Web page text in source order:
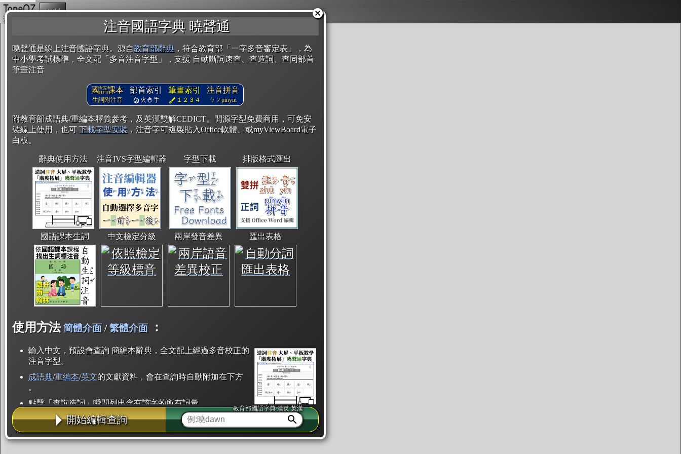
注音國語字典 曉聲通
曉聲通是線上注音國語字典。源自教育部辭典 ，符合教育部「一字多音審定表」，為
中小學考試標準，全文配「多音注音字型」，支援 自動斷詞速查、查造詞、查同部首
筆畫注音
國語課本
生詞附注音
部首索引
火 手
筆畫索引
１２３４
注音拼音
ㄅㄆpinyin
附教育部成語典/重編本釋義參考，及英漢雙解CEDICT。開源字型免費商用，可免安
裝線上使用，也可 下載字型安裝 ，注音字可複製貼入Office軟體、或myViewBoard電子
白板。
辭典使用方法 注音IVS字型編輯器 字型下載 排版格式匯出
國語課本生詞 中文檢定分級 兩岸發音差異 匯出表格
使用方法 簡體介面/繁體介面 ：
輸入中文，預設會查詢 簡編本辭典，全文配上經過多音校正的
注音字型。
成語典/重編本/英文的文獻資料，會在查詢時自動附加在下方
。
點擊「查詢造詞」瞬間列出含有該字的所有詞彙。
點「部首」瞬間列出所有「同部首字」。也支援查詢「同注音」或「同筆畫」。
辭典解釋的全文都經過自動斷詞，點擊便可瞬間「連續查詢」此字詞的解釋，不
用手動重複輸入。
開始編輯查詢
教育部國語字典·漢英·英漢
複製